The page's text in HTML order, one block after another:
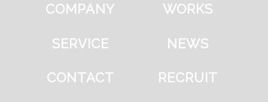
COMPANY WORKS
SERVICE NEWS
CONTACT RECRUIT